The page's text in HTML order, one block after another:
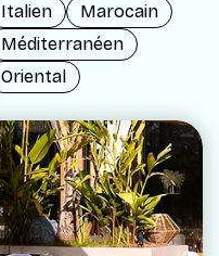
Italien
Marocain
Méditerranéen
Oriental